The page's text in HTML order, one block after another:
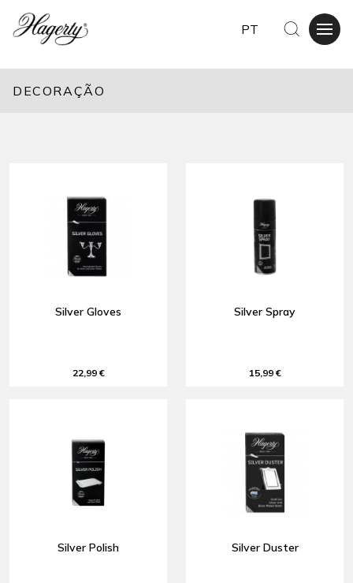
PT
DECORAÇÃO
Silver Gloves
22,99 €
Silver Spray
15,99 €
Silver Polish Silver Duster